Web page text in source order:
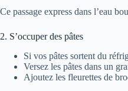
Ce passage express dans l’eau
2. S’occuper des pâtes
Si vos pâtes sortent du
Versez les pâtes dans un
Ajoutez les fleurettes de